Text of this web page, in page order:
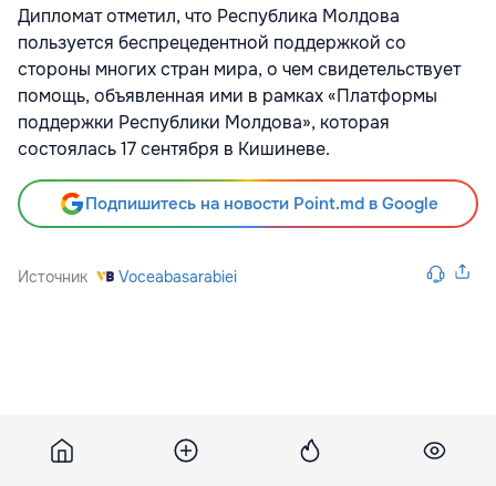
Дипломат отметил, что Республика Молдова
пользуется беспрецедентной поддержкой со
стороны многих стран мира, о чем свидетельствует
помощь, объявленная ими в рамках «Платформы
поддержки Республики Молдова», которая
состоялась 17 сентября в Кишиневе.
Подпишитесь на новости Point.md в Google
Источник Voceabasarabiei